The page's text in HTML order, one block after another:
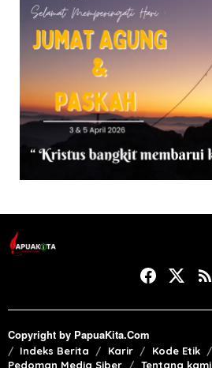
Copyright by PapuaKita.Com
Indeks Berita Karir
Kode Etik
Pedoman Media Siber
Tentang kami